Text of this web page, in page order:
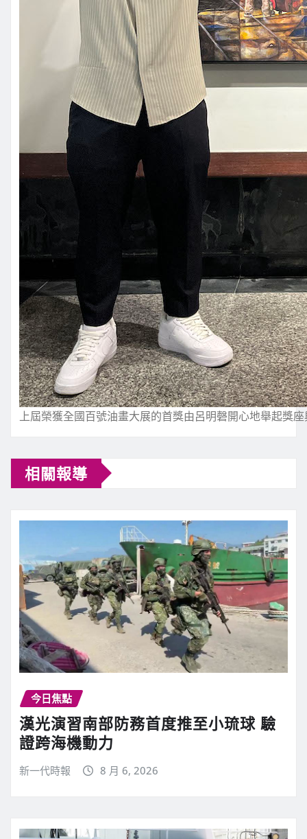
上屆榮獲全國百號油畫大展的首獎由呂明磬開心地舉起獎
相關報導
今日焦點
漢光演習南部防務首度推至小琉球 驗
證跨海機動力
新一代時報 8 月 6, 2026